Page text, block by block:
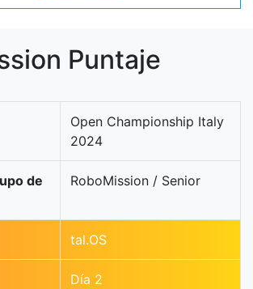
Puntaje
Open Championship Italy
2024
de
RoboMission / Senior
tal.OS
Día 2